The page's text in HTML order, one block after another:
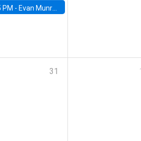
PM - Evan Munro, Neyman Visiting Assistant Professor in the Department of Statistics at UC Berkeley
31